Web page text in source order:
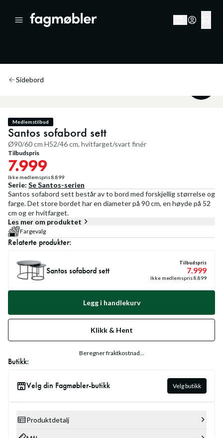
Sidebord
Medlemstilbud
Santos sofabord sett
Ø90/60 cm H52/46 cm, hvitfarget/svart finér
Tilbudspris
7.999
Ikke medlemspris8.899
Serie: SeSantos-serien
Santos sofabord sett består av to bord med forskjellig størrelse og
farge. Det store bordet har en diameter på 90 cm, en høyde på 52
cm og er hvitfarget.
Les mer om produktet
Fargevalg
Relaterte produkter:
Santos sofabord sett
Tilbudspris
7.999
Ikke medlemspris8.899
Legg i handlekurv
Klikk & Hent
Beregner fraktkostnad...
Butikk:
Velg din Fagmøbler-butikk Velg butikk
Produktdetalj